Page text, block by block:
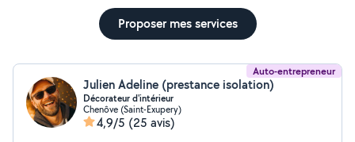
Proposer mes services
Auto-entrepreneur
Julien Adeline (prestance isolation)
Décorateur d'intérieur
Chenôve (Saint-Exupery)
4,9/5 (25 avis)